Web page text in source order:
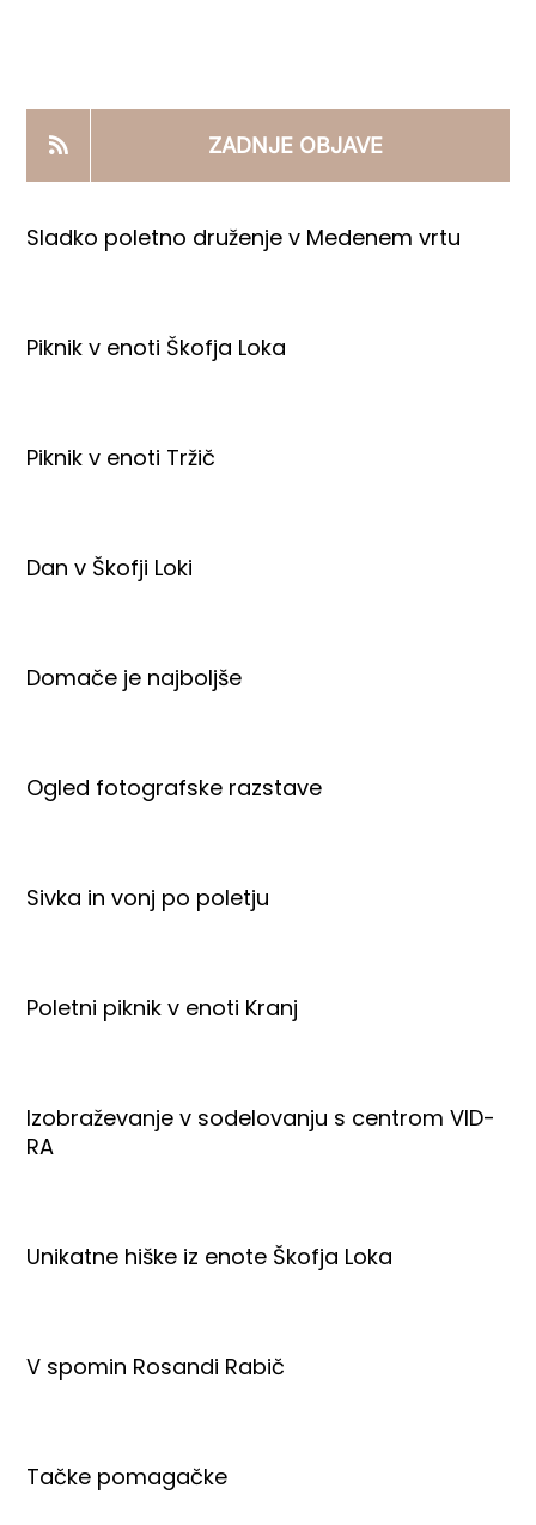
PRODAJNI IZDELKI
AKTUALNO
ZADNJE OBJAVE
Sladko poletno druženje v Medenem vrtu
Piknik v enoti Škofja Loka
Piknik v enoti Tržič
Dan v Škofji Loki
Domače je najboljše
Ogled fotografske razstave
Sivka in vonj po poletju
Poletni piknik v enoti Kranj
Izobraževanje v sodelovanju s centrom VID-
RA
Unikatne hiške iz enote Škofja Loka
V spomin Rosandi Rabič
Tačke pomagačke